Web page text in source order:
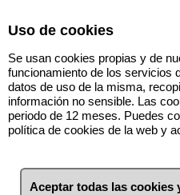
Volver
Uso de cookies
Se usan cookies propias y de
funcionamiento de los servicios
datos de uso de la misma,
información no sensible. Las
periodo de 12 meses. Puedes
política de cookies de la web y
Aceptar todas las cookies